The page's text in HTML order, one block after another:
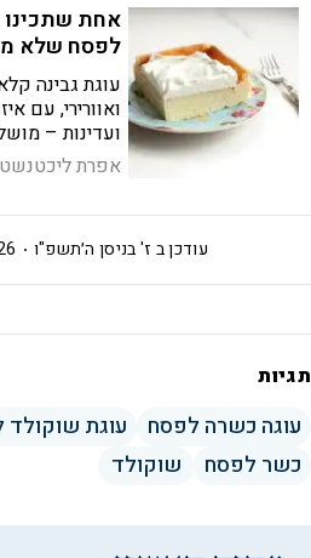
אחת שתכינו
לפסח שלא
עוגת גבינה
ואוורירי, עם
ועדינות –
של הבוקר
אפרת
ז' בניסן ה׳תשפ"ו עודכן ב
תגיות
עוגה כשרה לפסח עוגת
כשר לפסח
שוקולד